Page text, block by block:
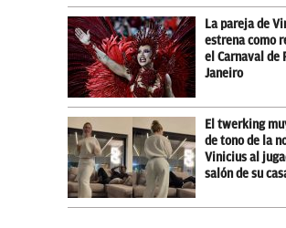
La pareja de
estrena como
el Carnaval de
Janeiro
El twerking
de tono de la
Vinicius al
salón de su